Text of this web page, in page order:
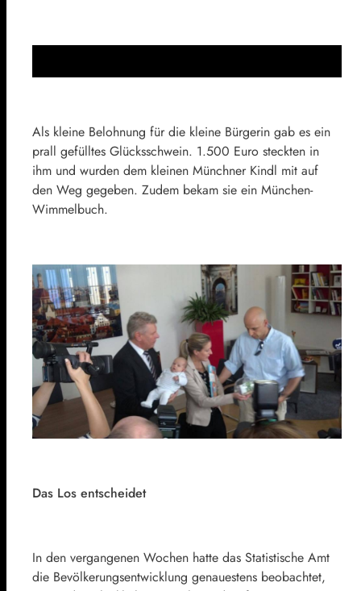
Als kleine Belohnung für die kleine Bürgerin gab es ein
prall gefülltes Glücksschwein. 1.500 Euro steckten in
ihm und wurden dem kleinen Münchner Kindl mit auf
den Weg gegeben. Zudem bekam sie ein München-
Wimmelbuch.
Das Los entscheidet
In den vergangenen Wochen hatte das Statistische Amt
die Bevölkerungsentwicklung genauestens beobachtet,